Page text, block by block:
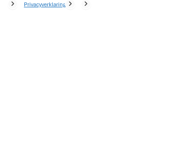
Privacyverklaring
voor het leveren,